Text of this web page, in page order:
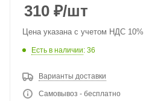
310 ₽/шт
Цена указана с учетом НДС 10%
Есть в наличии: 36
Варианты доставки
Самовывоз - бесплатно